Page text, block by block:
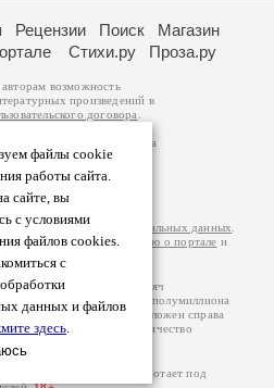
файлы cookie
работы сайта.
сайте, вы
с условиями
файлов cookies.
с
данных и файлов
здесь.
Рецензии Поиск
Магазин
Стихи.ру Проза.ру
возможность
произведений в
договора
принадлежат авторам
произведений возможна
вы можете
Ответственность за
самостоятельно на
законодательства
обработки персональных данных
подробнуюинформацию о портале и
– порядка 100 тысяч
просматривают более полумиллиона
который расположен справа
по две цифры: количество
2000-2026. Портал работает под